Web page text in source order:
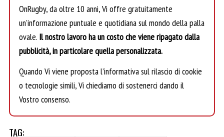
OnRugby, da oltre 10 anni, Vi offre gratuitamente
un’informazione puntuale e quotidiana sul mondo della palla
ovale. Il nostro lavoro ha un costo che viene ripagato dalla
pubblicità, in particolare quella personalizzata.
Quando Vi viene proposta l’informativa sul rilascio di cookie
o tecnologie simili, Vi chiediamo di sostenerci dando il
Vostro consenso.
TAG: